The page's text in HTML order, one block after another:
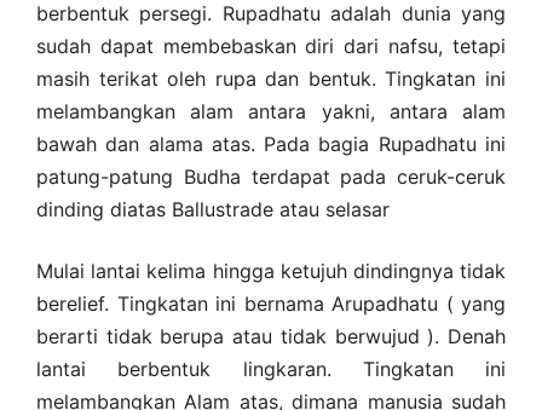
berbentuk persegi. Rupadhatu adalah dunia yang
sudah dapat membebaskan diri dari nafsu, tetapi
masih terikat oleh rupa dan bentuk. Tingkatan ini
melambangkan alam antara yakni, antara alam
bawah dan alama atas. Pada bagia Rupadhatu ini
patung-patung Budha terdapat pada ceruk-ceruk
dinding diatas Ballustrade atau selasar
Mulai lantai kelima hingga ketujuh dindingnya tidak
berelief. Tingkatan ini bernama Arupadhatu ( yang
berarti tidak berupa atau tidak berwujud ). Denah
lantai berbentuk lingkaran. Tingkatan ini
melambangkan Alam atas, dimana manusia sudah